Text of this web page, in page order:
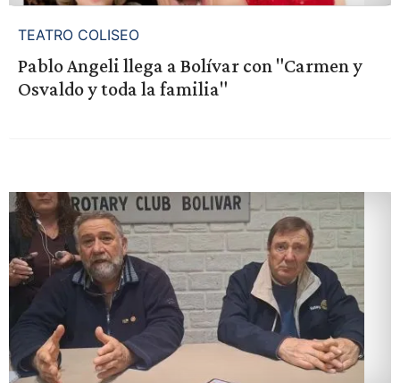
TEATRO COLISEO
Pablo Angeli llega a Bolívar con "Carmen y
Osvaldo y toda la familia"